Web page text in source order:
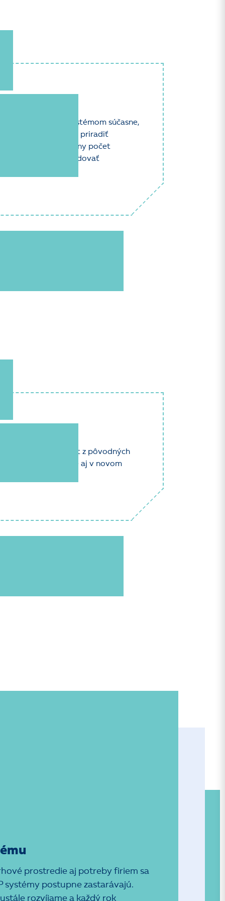
pracujúcich so systémom súčasne,
používateľom priradiť
ohľadu na aktuálny počet
môže zákazník evidovať
dôležitých dát z pôvodných
boli dáta dostupné aj v novom
prostredie aj potreby firiem sa
systémy postupne zastarávajú.
rozvíjame a každý rok